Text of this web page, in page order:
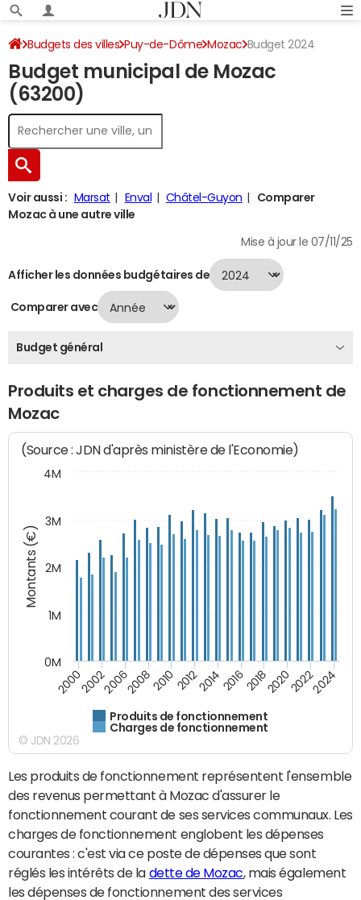
Budgets des villes Puy-de-Dôme Mozac Budget 2024
Budget municipal de Mozac
(63200)
Voir aussi : Marsat Enval Châtel-Guyon
Comparer
Mozac à une autre ville
Mise à jour le 07/11/25
Afficher les données budgétaires de
Comparer avec
Budget général
Produits et charges de fonctionnement de
Mozac
Montants (€)
(Source : JDN d'après ministère de l'Economie)
Produits de fonctionnement
Charges de fonctionnement
20002002200620082010 2012201420162018202020222024
0M
1M
2M
3M
4M
© JDN 2026
Les produits de fonctionnement représentent l'ensemble
des revenus permettant à Mozac d'assurer le
fonctionnement courant de ses services communaux. Les
charges de fonctionnement englobent les dépenses
courantes : c'est via ce poste de dépenses que sont
réglés les intérêts de la dette de Mozac, mais également
les dépenses de fonctionnement des services